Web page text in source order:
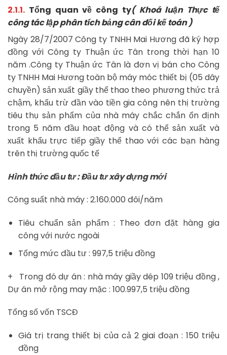
2.1.1. Tổng quan về công ty( Khoá luận Thực tế
công tác lập phân tích bảng cân đối kế toán )
Ngày 28/7/2007 Công ty TNHH Mai Hương đã ký hợp
đồng với Công ty Thuận ức Tân trong thời hạn 10
năm .Công ty Thuận ức Tân là đơn vị bán cho Công
ty TNHH Mai Hương toàn bộ máy móc thiết bị (05 dây
chuyền) sản xuất giầy thể thao theo phương thức trả
chậm, khấu trừ đần vào tiền gia công nên thị trường
tiêu thụ sản phẩm của nhà máy chắc chắn ổn định
trong 5 năm đầu hoạt động và có thể sản xuất và
xuất khẩu trực tiếp giầy thể thao với các bạn hàng
trên thị trường quốc tế
Hình thức đầu tư : Đầu tư xây dựng mới
Công suất nhà máy : 2.160.000 đôi/năm
Tiêu chuẩn sản phẩm : Theo đơn đặt hàng gia
công với nước ngoài
Tổng mức đầu tư : 997,5 triệu đồng
+ Trong đó dự án : nhà máy giầy dép 109 triệu đồng ,
Dự án mở rộng may mặc : 100.997,5 triệu đồng
Tổng số vốn TSCĐ
Giá trị trang thiết bị của cả 2 giai đoạn : 150 triệu
đồng